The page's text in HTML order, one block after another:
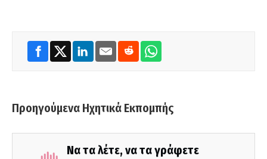
Προηγούμενα Ηχητικά Εκπομπής
Να τα λέτε, να τα γράφετε